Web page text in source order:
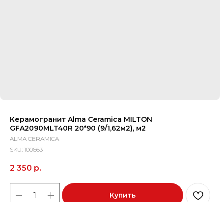
Керамогранит Alma Ceramica MILTON
GFA2090MLT40R 20*90 (9/1,62м2), м2
ALMA CERAMICA
SKU: 100663
2 350 р.
Купить